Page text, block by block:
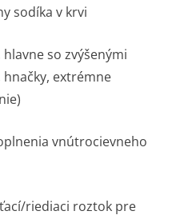
sodíka v krvi
so zvýšenými
extrémne
vnútrocievneho
riediaci roztok pre